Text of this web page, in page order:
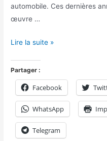
automobile. Ces dernières
œuvre …
Lire la suite »
Partager :
Facebook
WhatsApp
Telegram